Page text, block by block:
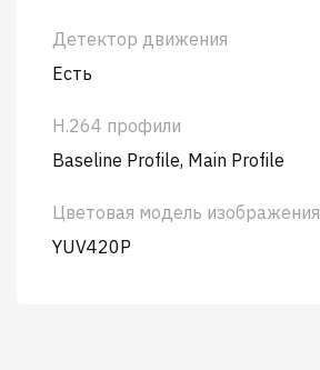
Детектор движения
Есть
H.264 профили
Baseline Profile, Main Profile
Цветовая модель изображения
YUV420P